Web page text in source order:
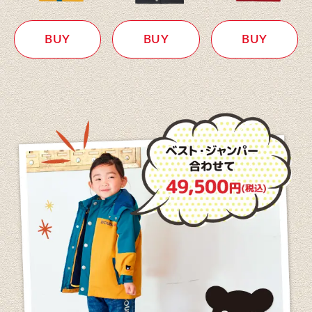
BUY BUY BUY